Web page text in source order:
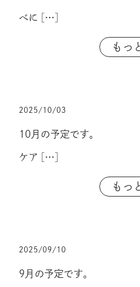
べに […]
もっ
2025/10/03
10月の予定です。
ケア […]
もっ
2025/09/10
9月の予定です。